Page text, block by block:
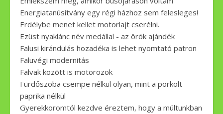
Energiatanúsítvány egy régi házhoz sem felesleges!
Erdélybe menet kellet motorlajt cserélni.
Ezüst nyaklánc név medállal - az örök ajándék
Falusi kirándulás hozadéka is lehet nyomtató patron
Faluvégi modernitás
Falvak között is motorozok
Fürdőszoba csempe nélkül olyan, mint a pörkölt
paprika nélkül
Gyerekkoromtól kezdve éreztem, hogy a múltunkban